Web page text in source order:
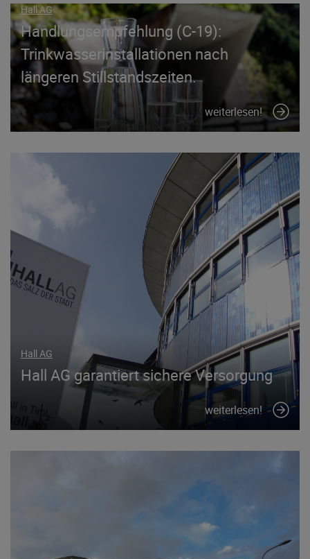
Hall AG
Handlungsempfehlung (C-19):
Trinkwasserinstallationen nach
längeren Stillstandszeiten.
weiterlesen!
Hall AG
Hall AG garantiert sichere Versorgung
weiterlesen!